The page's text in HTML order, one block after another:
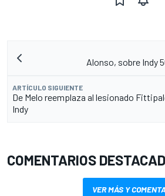
Alonso, sobre Indy
ARTÍCULO SIGUIENTE
De Melo reemplaza al lesionado
Indy
COMENTARIOS
VER MÁS Y